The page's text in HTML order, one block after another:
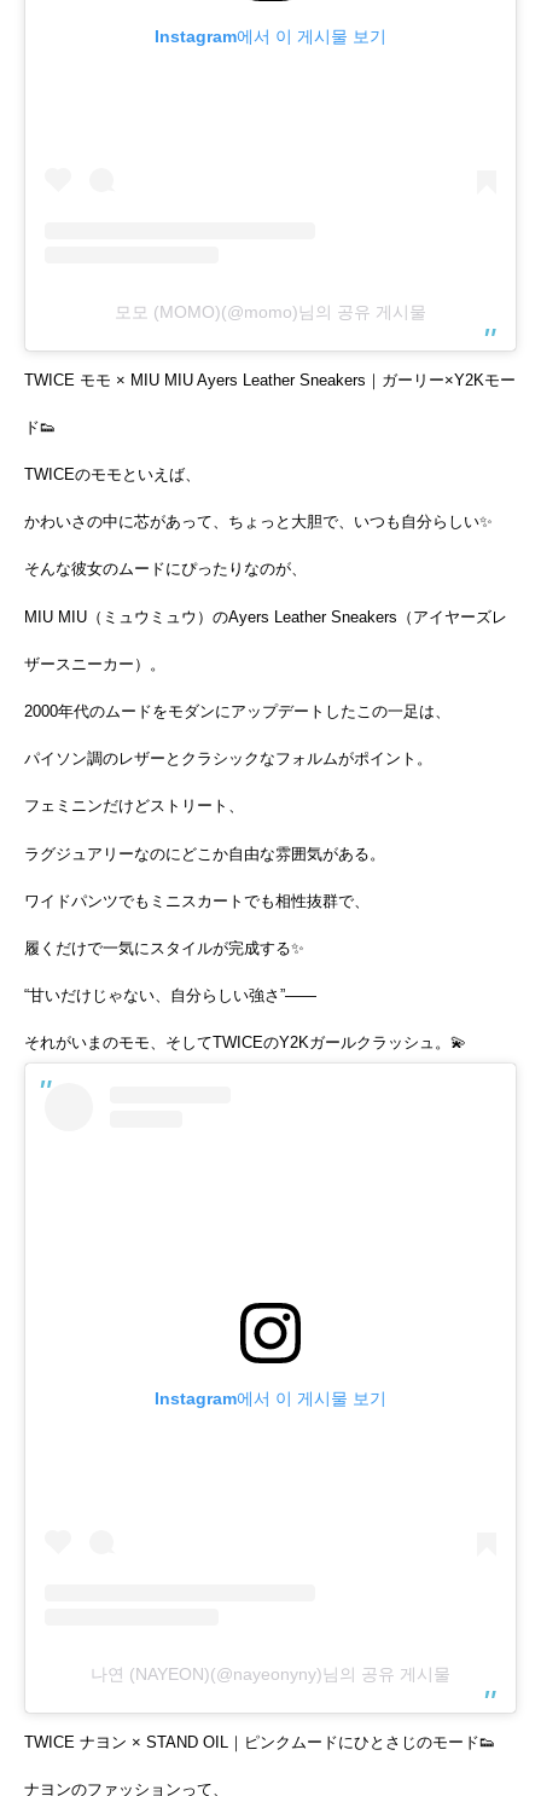
Instagram에서 이 게시물 보기
모모 (MOMO)(@momo)님의 공유 게시물
TWICE モモ × MIU MIU Ayers Leather Sneakers｜ガーリー×Y2Kモー
ド👟
TWICEのモモといえば、
かわいさの中に芯があって、ちょっと大胆で、いつも自分らしい✨
そんな彼女のムードにぴったりなのが、
MIU MIU（ミュウミュウ）のAyers Leather Sneakers（アイヤーズレ
ザースニーカー）。
2000年代のムードをモダンにアップデートしたこの一足は、
パイソン調のレザーとクラシックなフォルムがポイント。
フェミニンだけどストリート、
ラグジュアリーなのにどこか自由な雰囲気がある。
ワイドパンツでもミニスカートでも相性抜群で、
履くだけで一気にスタイルが完成する✨
“甘いだけじゃない、自分らしい強さ”——
それがいまのモモ、そしてTWICEのY2Kガールクラッシュ。💫
Instagram에서 이 게시물 보기
나연 (NAYEON)(@nayeonyny)님의 공유 게시물
TWICE ナヨン × STAND OIL｜ピンクムードにひとさじのモード👟
ナヨンのファッションって、